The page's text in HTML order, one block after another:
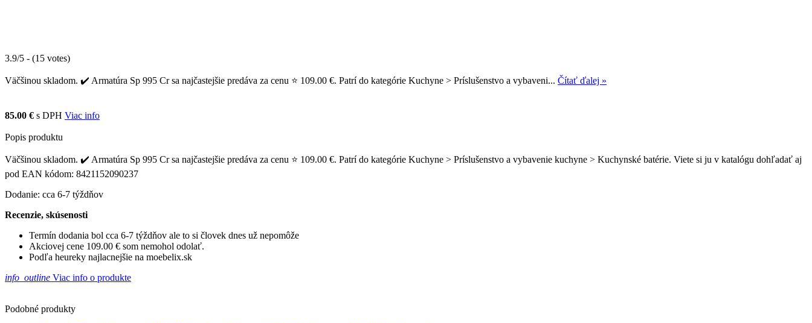
3.9/5 - (15 votes)
Väčšinou skladom. ✔️ Armatúra Sp 995 Cr sa najčastejšie predáva za cenu ⭐ 109.00 €. Patrí do kategórie Kuchyne > Príslušenstvo a vybaveni... Čítať ďalej »
85.00 € s DPH Viac info
Popis produktu
Väčšinou skladom. ✔️ Armatúra Sp 995 Cr sa najčastejšie predáva za cenu ⭐ 109.00 €. Patrí do kategórie Kuchyne > Príslušenstvo a vybavenie kuchyne > Kuchynské batérie. Viete si ju v katalógu dohľadať aj
pod EAN kódom: 8421152090237
Dodanie: cca 6-7 týždňov
Recenzie, skúsenosti
Termín dodania bol cca 6-7 týždňov ale to si človek dnes už nepomôže
Akciovej cene 109.00 € som nemohol odolať.
Podľa heureky najlacnejšie na moebelix.sk
info_outline Viac info o produkte
Podobné produkty